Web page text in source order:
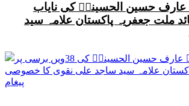
عارف حسین الحسینیؒ کی نایاب
ملت جعفریہ پاکستان علامہ سید